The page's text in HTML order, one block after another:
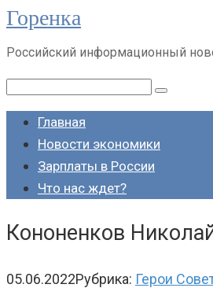
Перейти
контенту
Горенка
Российский информационный
Поиск:
Главная
Новости экономики
Зарплаты в России
Что нас ждет?
Кононенков
05.06.2022Рубрика: Герои